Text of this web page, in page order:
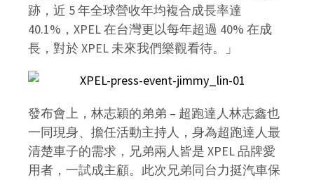
跡，近 5 年全球營收年均複合成長率達
40.1%，XPEL 在台灣更以每年超過 40% 在成
長，對於 XPEL 未來我們樂觀看待。」
發布會上，林志穎的弟弟 – 超跑達人林志鑫也
一同現身、擔任活動主持人， 身為超跑達人最
清楚車子的需求，兄弟兩人皆是 XPEL 品牌愛
用者，一試成主顧。此次 兄弟同台力挺汽車保